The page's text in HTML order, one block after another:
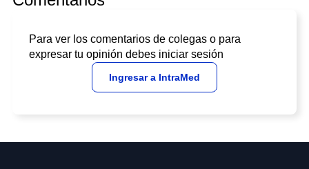
Para ver los comentarios de colegas o para
expresar tu opinión debes iniciar sesión
Ingresar a IntraMed